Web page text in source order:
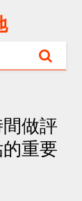
間做評
重要